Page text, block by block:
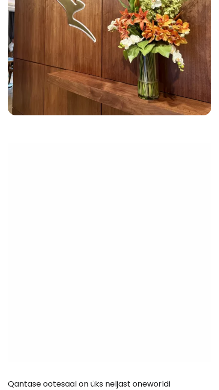
Qantase ootesaal on üks neljast oneworldi